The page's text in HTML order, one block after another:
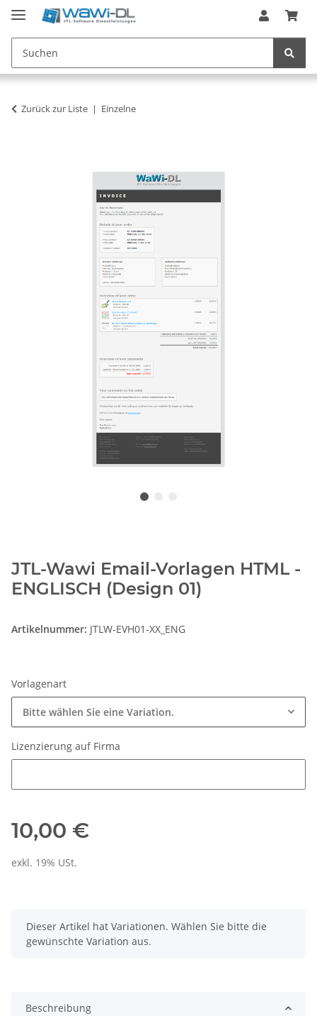
Zurück zur Liste Einzelne
JTL-Wawi Email-Vorlagen HTML -
ENGLISCH (Design 01)
Artikelnummer: JTLW-EVH01-XX_ENG
Vorlagenart
Bitte wählen Sie eine Variation.
Lizenzierung auf Firma
10,00 €
exkl. 19% USt.
x
Dieser Artikel hat Variationen. Wählen Sie bitte die
gewünschte Variation aus.
Beschreibung